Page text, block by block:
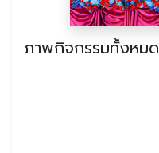
ภาพกิจกรรมทั้งหมด